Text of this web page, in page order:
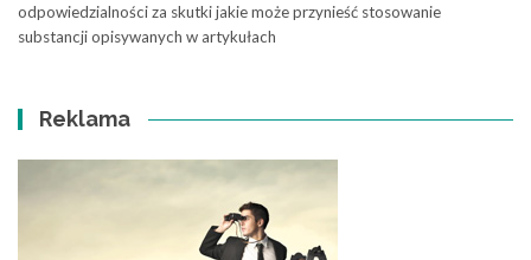
odpowiedzialności za skutki jakie może przynieść stosowanie
substancji opisywanych w artykułach
Reklama